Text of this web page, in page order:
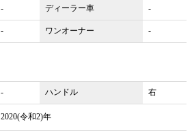
- ディーラー車 -
- ワンオーナー -
- ハンドル
右
2020(令和2)年